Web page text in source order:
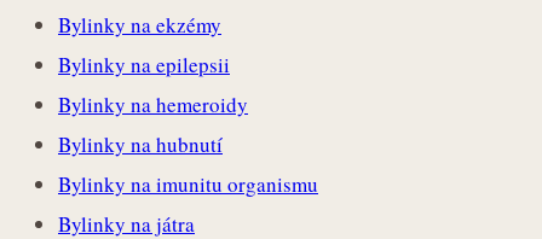
Bylinky na ekzémy
Bylinky na epilepsii
Bylinky na hemeroidy
Bylinky na hubnutí
Bylinky na imunitu organismu
Bylinky na játra